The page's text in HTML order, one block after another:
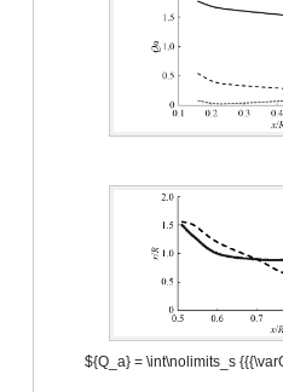
${Q_a} = \int\nolimits_s